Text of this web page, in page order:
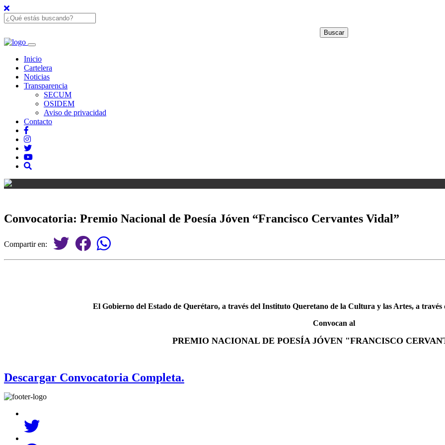
Inicio
Cartelera
Noticias
Transparencia
SECUM
OSIDEM
Aviso de privacidad
Contacto
Convocatoria: Premio Nacional de Poesía Jóven “Francisco Cervantes Vidal”
Compartir en:
El Gobierno del Estado de Querétaro, a través del Instituto Queretano de la Cultura y las Artes, a
Convocan al
PREMIO NACIONAL DE POESÍA JÓVEN "FRANCISCO
Descargar Convocatoria Completa.